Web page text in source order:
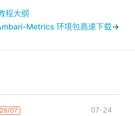
程大纲
Metrics 环境包高速下载→
07 07-24